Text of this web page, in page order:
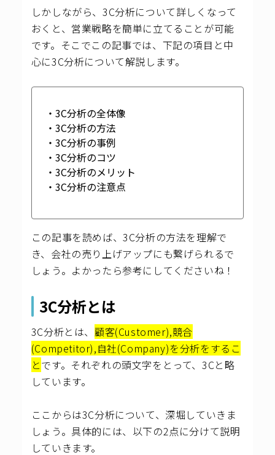
しかしながら、3C分析について詳しくなって
おくと、営業戦略を簡単に立てることが可能
です。そこでこの記事では、下記の項目と中
心に3C分析について解説します。
・3C分析の全体像
・3C分析の方法
・3C分析の事例
・3C分析のコツ
・3C分析のメリット
・3C分析の注意点
この記事を読めば、3C分析の方法を理解で
き、会社の売り上げアップにも繋げられるで
しょう。よかったら参考にしてくださいね！
3C分析とは
3C分析とは、 顧客(Customer),競合
(Competitor),自社(Company)を分析をするこ
とです。それぞれの頭文字をとって、3Cと略
しています。
ここからは3C分析について、深堀していきま
しょう。具体的には、以下の2点に分けて説明
していきます。